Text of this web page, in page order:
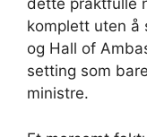
dette praktfulle
komplett uten å
og Hall of
setting som
ministre.